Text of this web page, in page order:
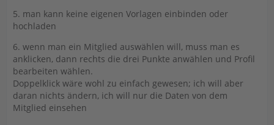
5. man kann keine eigenen Vorlagen einbinden oder
hochladen
6. wenn man ein Mitglied auswählen will, muss man es
anklicken, dann rechts die drei Punkte anwählen und Profil
bearbeiten wählen.
Doppelklick wäre wohl zu einfach gewesen; ich will aber
daran nichts ändern, ich will nur die Daten von dem
Mitglied einsehen